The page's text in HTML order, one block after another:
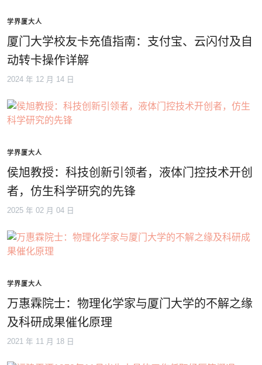
学界厦大人
厦门大学校友卡充值指南：支付宝、云闪付及自
动转卡操作详解
2024 年 12 月 14 日
学界厦大人
侯旭教授：科技创新引领者，液体门控技术开创
者，仿生科学研究的先锋
2025 年 02 月 04 日
学界厦大人
万惠霖院士：物理化学家与厦门大学的不解之缘
及科研成果催化原理
2021 年 11 月 18 日